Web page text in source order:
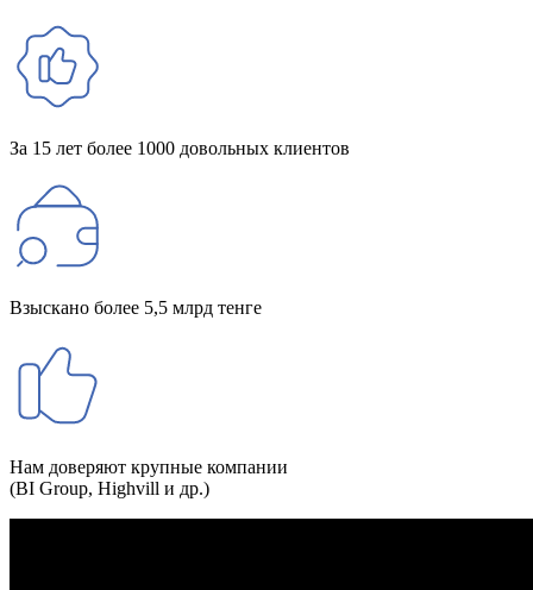
За 15 лет более 1000 довольных клиентов
Взыскано более 5,5 млрд тенге
Нам доверяют крупные компании
(BI Group, Highvill и др.)